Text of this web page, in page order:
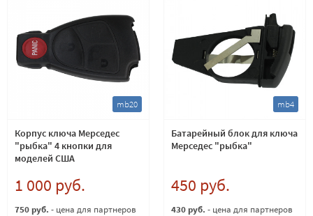
mb20
Корпус ключа Мерседес
"рыбка" 4 кнопки для
моделей США
1 000 руб.
750 руб. - цена для партнеров
mb4
Батарейный блок для ключа
Мерседес "рыбка"
450 руб.
430 руб. - цена для партнеров